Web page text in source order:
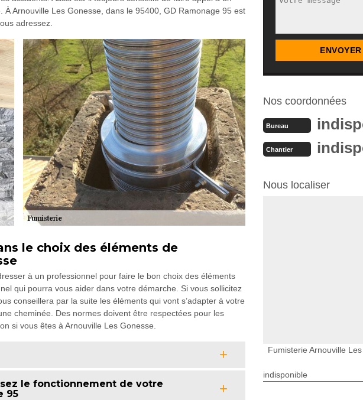
Arnouville Les Gonesse, dans le 95400, GD Ramonage 95 est
adressez.
le choix des éléments de
à un professionnel pour faire le bon choix des éléments
qui pourra vous aider dans votre démarche. Si vous sollicitez
conseillera par la suite les éléments qui vont s’adapter à votre
cheminée. Des normes doivent être respectées pour les
si vous êtes à Arnouville Les Gonesse.
le fonctionnement de votre
95
Nos coordonnées
Bureau
Chantier
Nous localiser
Fumisterie Arnouville
indisponible